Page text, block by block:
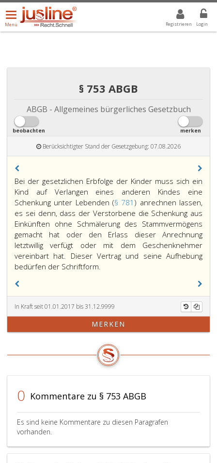
Registrieren Login
Menü
öffnen/schließen
Menü
ALLE DROPDOWN: GEWÄHLTER WERT IST ALLE
§ 753 ABGB
ABGB - Allgemeines bürgerliches Gesetzbuch
beobachten merken
Berücksichtigter Stand der Gesetzgebung: 07.08.2026
Paragraph
753,
Bei der gesetzlichen Erbfolge der Kinder muss sich ein
Kind auf Verlangen eines anderen Kindes eine
Schenkung unter Lebenden (§ 781 ) anrechnen lassen,
es sei denn, dass der Verstorbene die Schenkung aus
Einkünften ohne Schmälerung des Stammvermögens
gemacht hat oder den Erlass dieser Anrechnung
letztwillig verfügt oder mit dem Geschenknehmer
vereinbart hat. Dieser Vertrag und seine Aufhebung
bedürfen der Schriftform.
Erbfolge
der
Kinder
muss
ein
Kind
auf
eines
Kindes
eine
unter
In Kraft seit 01.01.2017 bis 31.12.9999
MERKEN
0 Kommentare zu § 753 ABGB
Es sind keine Kommentare zu diesen Paragrafen
vorhanden.